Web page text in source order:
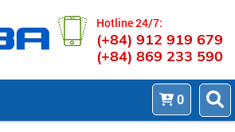
Hotline 24/7:
(+84) 912 919 679
(+84) 869 233 590
0